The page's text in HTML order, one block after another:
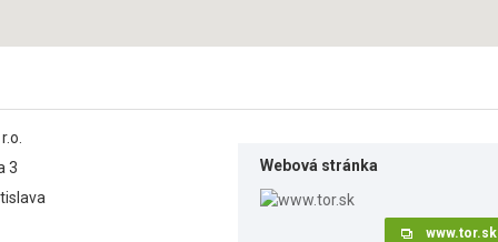
3
Webová stránka
www.tor.sk